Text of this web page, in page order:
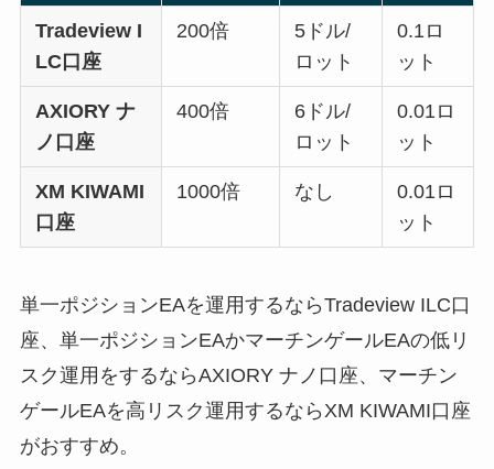
Tradeview I
LC口座
200倍
5ドル/
ロット
0.1ロ
ット
AXIORY ナ
ノ口座
400倍
6ドル/
ロット
0.01ロ
ット
XM KIWAMI
口座
1000倍 なし
0.01ロ
ット
単一ポジションEAを運用するならTradeview ILC口
座、単一ポジションEAかマーチンゲールEAの低リ
スク運用をするならAXIORY ナノ口座、マーチン
ゲールEAを高リスク運用するならXM KIWAMI口座
がおすすめ。